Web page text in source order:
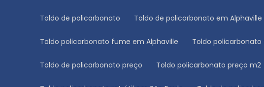
Toldo de policarbonato Toldo de policarbonato em Alphaville
Toldo policarbonato fume em Alphaville Toldo
Toldo de policarbonato preço Toldo policarbonato preço m2